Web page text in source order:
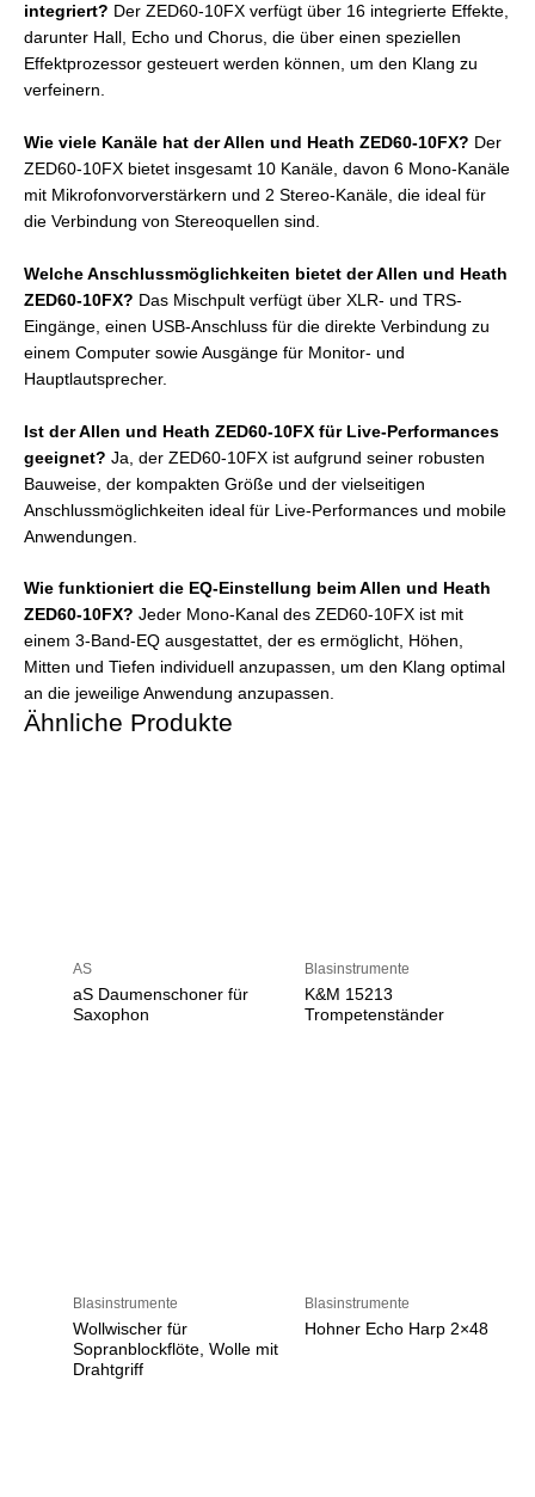
integriert? Der ZED60-10FX verfügt über 16 integrierte Effekte,
darunter Hall, Echo und Chorus, die über einen speziellen
Effektprozessor gesteuert werden können, um den Klang zu
verfeinern.
Wie viele Kanäle hat der Allen und Heath ZED60-10FX? Der
ZED60-10FX bietet insgesamt 10 Kanäle, davon 6 Mono-Kanäle
mit Mikrofonvorverstärkern und 2 Stereo-Kanäle, die ideal für
die Verbindung von Stereoquellen sind.
Welche Anschlussmöglichkeiten bietet der Allen und Heath
ZED60-10FX? Das Mischpult verfügt über XLR- und TRS-
Eingänge, einen USB-Anschluss für die direkte Verbindung zu
einem Computer sowie Ausgänge für Monitor- und
Hauptlautsprecher.
Ist der Allen und Heath ZED60-10FX für Live-Performances
geeignet? Ja, der ZED60-10FX ist aufgrund seiner robusten
Bauweise, der kompakten Größe und der vielseitigen
Anschlussmöglichkeiten ideal für Live-Performances und mobile
Anwendungen.
Wie funktioniert die EQ-Einstellung beim Allen und Heath
ZED60-10FX? Jeder Mono-Kanal des ZED60-10FX ist mit
einem 3-Band-EQ ausgestattet, der es ermöglicht, Höhen,
Mitten und Tiefen individuell anzupassen, um den Klang optimal
an die jeweilige Anwendung anzupassen.
Ähnliche Produkte
AS
aS Daumenschoner für
Saxophon
Blasinstrumente
K&M 15213
Trompetenständer
Blasinstrumente
Wollwischer für
Sopranblockflöte, Wolle mit
Drahtgriff
Blasinstrumente
Hohner Echo Harp 2×48